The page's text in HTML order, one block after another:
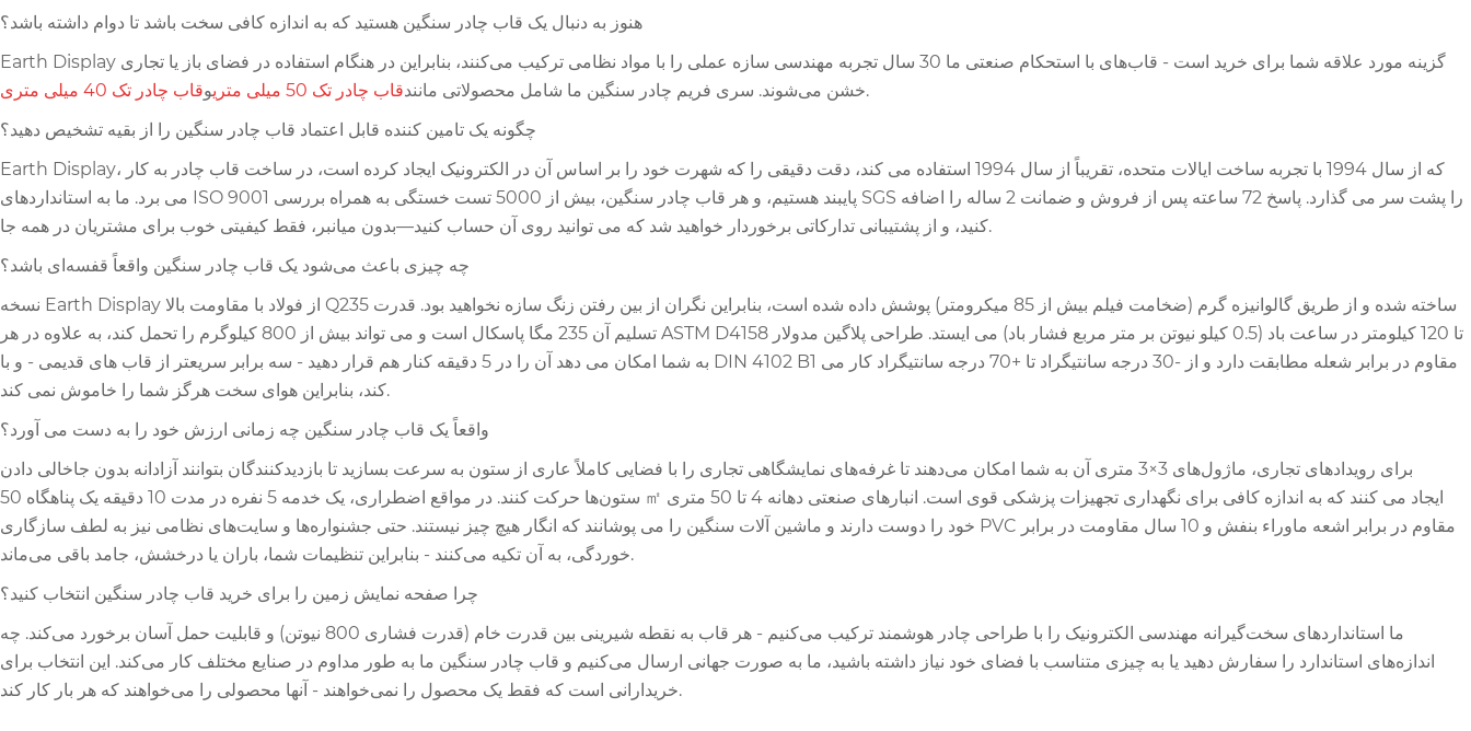
هنوز به دنبال یک قاب چادر سنگین هستید که به اندازه کافی سخت باشد تا دوام داشته باشد؟
Earth Display گزینه مورد علاقه شما برای خرید است - قاب‌های با استحکام صنعتی ما 30 سال تجربه مهندسی سازه عملی را با مواد نظامی ترکیب می‌کنند، بنابراین در هنگام استفاده در فضای باز یا تجاری
خشن می‌شوند. سری فریم چادر سنگین ما شامل محصولاتی مانندقاب چادر تک 50 میلی متری وقاب چادر تک 40 میلی متری
.
چگونه یک تامین کننده قابل اعتماد قاب چادر سنگین را از بقیه تشخیص دهید؟
Earth Display، که از سال 1994 با تجربه ساخت ایالات متحده، تقریباً از سال 1994 استفاده می کند، دقت دقیقی را که شهرت خود را بر اساس آن در الکترونیک ایجاد کرده است، در ساخت قاب چادر به کار
می برد. ما به استانداردهای ISO 9001 پایبند هستیم، و هر قاب چادر سنگین، بیش از 5000 تست خستگی به همراه بررسی SGS را پشت سر می گذارد. پاسخ 72 ساعته پس از فروش و ضمانت 2 ساله را اضافه
کنید، و از پشتیبانی تدارکاتی برخوردار خواهید شد که می توانید روی آن حساب کنید—بدون میانبر، فقط کیفیتی خوب برای مشتریان در همه جا.
چه چیزی باعث می‌شود یک قاب چادر سنگین واقعاً قفسه‌ای باشد؟
نسخه Earth Display از فولاد با مقاومت بالا Q235 ساخته شده و از طریق گالوانیزه گرم (ضخامت فیلم بیش از 85 میکرومتر) پوشش داده شده است، بنابراین نگران از بین رفتن زنگ سازه نخواهید بود. قدرت
تسلیم آن 235 مگا پاسکال است و می تواند بیش از 800 کیلوگرم را تحمل کند، به علاوه در هر ASTM D4158 تا 120 کیلومتر در ساعت باد (0.5 کیلو نیوتن بر متر مربع فشار باد) می ایستد. طراحی پلاگین مدولار
به شما امکان می دهد آن را در 5 دقیقه کنار هم قرار دهید - سه برابر سریعتر از قاب های قدیمی - و با DIN 4102 B1 مقاوم در برابر شعله مطابقت دارد و از -30 درجه سانتیگراد تا +70 درجه سانتیگراد کار می
کند، بنابراین هوای سخت هرگز شما را خاموش نمی کند.
واقعاً یک قاب چادر سنگین چه زمانی ارزش خود را به دست می آورد؟
برای رویدادهای تجاری، ماژول‌های 3×3 متری آن به شما امکان می‌دهند تا غرفه‌های نمایشگاهی تجاری را با فضایی کاملاً عاری از ستون به سرعت بسازید تا بازدیدکنندگان بتوانند آزادانه بدون جاخالی دادن
ستون‌ها حرکت کنند. در مواقع اضطراری، یک خدمه 5 نفره در مدت 10 دقیقه یک پناهگاه 50 ㎡ ایجاد می کنند که به اندازه کافی برای نگهداری تجهیزات پزشکی قوی است. انبارهای صنعتی دهانه 4 تا 50 متری
خود را دوست دارند و ماشین آلات سنگین را می پوشانند که انگار هیچ چیز نیستند. حتی جشنواره‌ها و سایت‌های نظامی نیز به لطف سازگاری PVC مقاوم در برابر اشعه ماوراء بنفش و 10 سال مقاومت در برابر
خوردگی، به آن تکیه می‌کنند - بنابراین تنظیمات شما، باران یا درخشش، جامد باقی می‌ماند.
چرا صفحه نمایش زمین را برای خرید قاب چادر سنگین انتخاب کنید؟
ما استانداردهای سخت‌گیرانه مهندسی الکترونیک را با طراحی چادر هوشمند ترکیب می‌کنیم - هر قاب به نقطه شیرینی بین قدرت خام (قدرت فشاری 800 نیوتن) و قابلیت حمل آسان برخورد می‌کند. چه
اندازه‌های استاندارد را سفارش دهید یا به چیزی متناسب با فضای خود نیاز داشته باشید، ما به صورت جهانی ارسال می‌کنیم و قاب چادر سنگین ما به طور مداوم در صنایع مختلف کار می‌کند. این انتخاب برای
خریدارانی است که فقط یک محصول را نمی‌خواهند - آنها محصولی را می‌خواهند که هر بار کار کند.